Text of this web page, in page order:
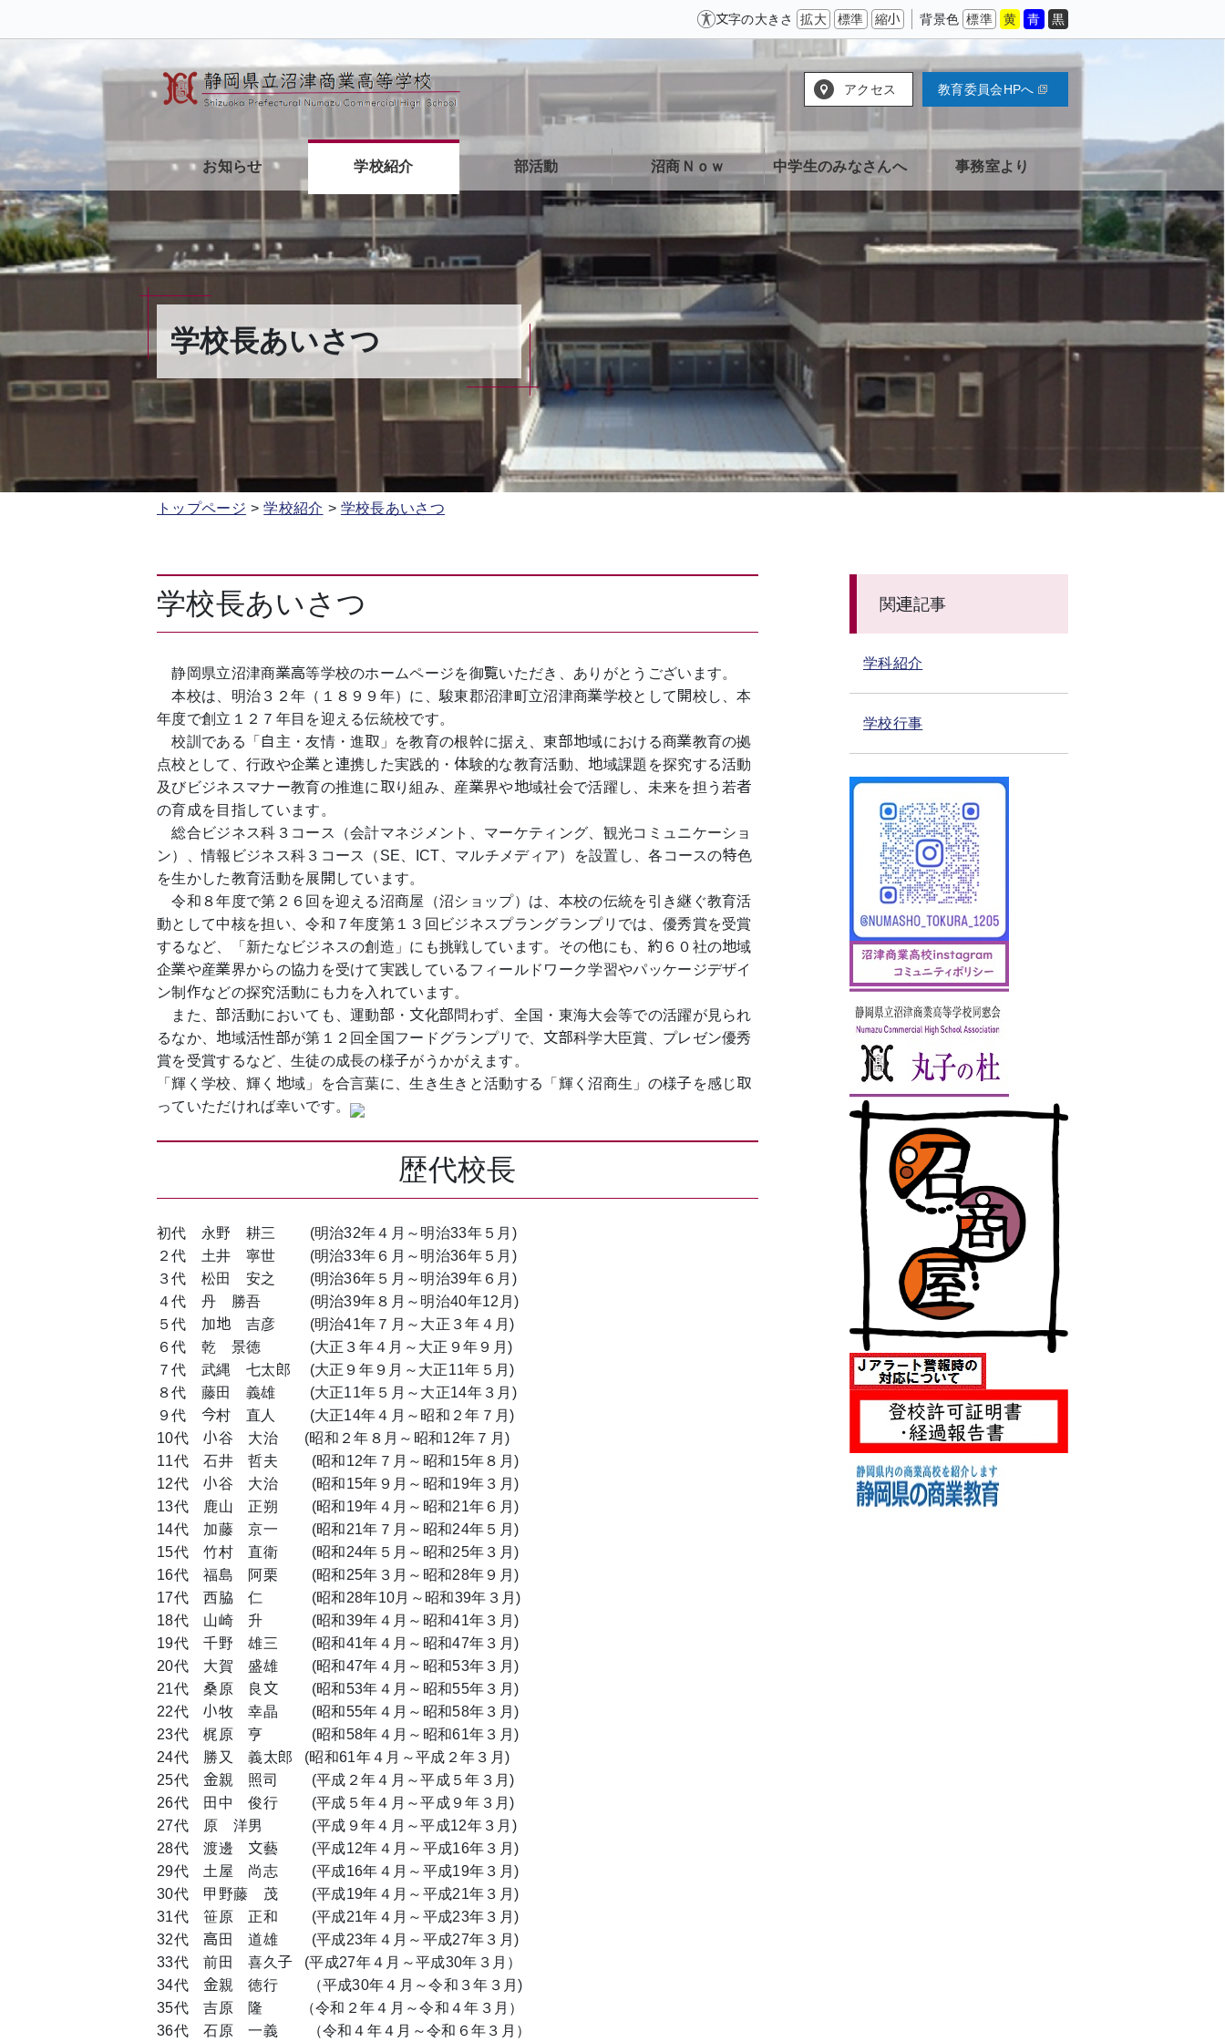
文字の大きさ 拡大 標準 縮小 背景色 標準 黄 青 黒
アクセス 教育委員会HPへ
お知らせ 学校紹介 部活動 沼商Ｎｏｗ 中学生のみなさんへ 事務室より
学校長あいさつ
トップページ 学校紹介 学校長あいさつ
学校長あいさつ
静岡県立沼津商業高等学校のホームページを御覧いただき、ありがとうございます。
本校は、明治３２年（１８９９年）に、駿東郡沼津町立沼津商業学校として開校し、本
年度で創立１２７年目を迎える伝統校です。
校訓である「自主・友情・進取」を教育の根幹に据え、東部地域における商業教育の拠
点校として、行政や企業と連携した実践的・体験的な教育活動、地域課題を探究する活動
及びビジネスマナー教育の推進に取り組み、産業界や地域社会で活躍し、未来を担う若者
の育成を目指しています。
総合ビジネス科３コース（会計マネジメント、マーケティング、観光コミュニケーショ
ン）、情報ビジネス科３コース（SE、ICT、マルチメディア）を設置し、各コースの特色
を生かした教育活動を展開しています。
令和８年度で第２６回を迎える沼商屋（沼ショップ）は、本校の伝統を引き継ぐ教育活
動として中核を担い、令和７年度第１３回ビジネスプラングランプリでは、優秀賞を受賞
するなど、「新たなビジネスの創造」にも挑戦しています。その他にも、約６０社の地域
企業や産業界からの協力を受けて実践しているフィールドワーク学習やパッケージデザイ
ン制作などの探究活動にも力を入れています。
また、部活動においても、運動部・文化部問わず、全国・東海大会等での活躍が見られ
るなか、地域活性部が第１２回全国フードグランプリで、文部科学大臣賞、プレゼン優秀
賞を受賞するなど、生徒の成長の様子がうかがえます。
「輝く学校、輝く地域」を合言葉に、生き生きと活動する「輝く沼商生」の様子を感じ取
っていただければ幸いです。
歴代校長
初代 永野 耕三 (明治32年４月～明治33年５月)
２代 土井 寧世 (明治33年６月～明治36年５月)
３代 松田 安之 (明治36年５月～明治39年６月)
４代 丹 勝吾 (明治39年８月～明治40年12月)
５代 加地 吉彦 (明治41年７月～大正３年４月)
６代 乾 景徳 (大正３年４月～大正９年９月)
７代 武縄 七太郎 (大正９年９月～大正11年５月)
８代 藤田 義雄 (大正11年５月～大正14年３月)
９代 今村 直人 (大正14年４月～昭和２年７月)
10代 小谷 大治 (昭和２年８月～昭和12年７月)
11代 石井 哲夫 (昭和12年７月～昭和15年８月)
12代 小谷 大治 (昭和15年９月～昭和19年３月)
13代 鹿山 正朔 (昭和19年４月～昭和21年６月)
14代 加藤 京一 (昭和21年７月～昭和24年５月)
15代 竹村 直衛 (昭和24年５月～昭和25年３月)
16代 福島 阿栗 (昭和25年３月～昭和28年９月)
17代 西脇 仁 (昭和28年10月～昭和39年３月)
18代 山崎 升 (昭和39年４月～昭和41年３月)
19代 千野 雄三 (昭和41年４月～昭和47年３月)
20代 大賀 盛雄 (昭和47年４月～昭和53年３月)
21代 桑原 良文 (昭和53年４月～昭和55年３月)
22代 小牧 幸晶 (昭和55年４月～昭和58年３月)
23代 梶原 亨 (昭和58年４月～昭和61年３月)
24代 勝又 義太郎 (昭和61年４月～平成２年３月)
25代 金親 照司 (平成２年４月～平成５年３月)
26代 田中 俊行 (平成５年４月～平成９年３月)
27代 原 洋男 (平成９年４月～平成12年３月)
28代 渡邊 文藝 (平成12年４月～平成16年３月)
29代 土屋 尚志 (平成16年４月～平成19年３月)
30代 甲野藤 茂 (平成19年４月～平成21年３月)
31代 笹原 正和 (平成21年４月～平成23年３月)
32代 高田 道雄 (平成23年４月～平成27年３月)
33代 前田 喜久子 (平成27年４月～平成30年３月）
34代 金親 徳行 （平成30年４月～令和３年３月)
35代 吉原 隆 （令和２年４月～令和４年３月）
36代 石原 一義 （令和４年４月～令和６年３月）
関連記事
学科紹介
学校行事